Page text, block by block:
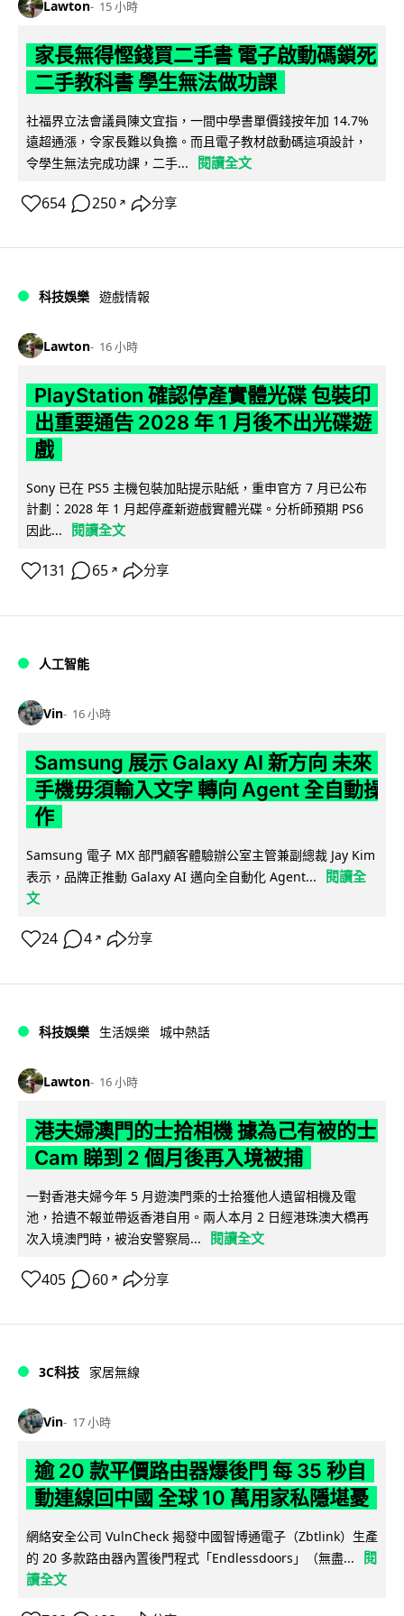
Lawton 15 小時
家長無得慳錢買二手書 電子啟動碼鎖死
二手教科書 學生無法做功課
社福界立法會議員陳文宜指，一間中學書單價錢按年加 14.7%
遠超通漲，令家長難以負擔。而且電子教材啟動碼這項設計，
令學生無法完成功課，二手...
閱讀全文
654 250 ↗ 分享
科技娛樂 遊戲情報
Lawton 16 小時
PlayStation 確認停產實體光碟 包裝印
出重要通告 2028 年 1 月後不出光碟遊
戲
Sony 已在 PS5 主機包裝加貼提示貼紙，重申官方 7 月已公布
計劃：2028 年 1 月起停產新遊戲實體光碟。分析師預期 PS6
因此...
閱讀全文
131 65 ↗ 分享
人工智能
Vin 16 小時
Samsung 展示 Galaxy AI 新方向 未來
手機毋須輸入文字 轉向 Agent 全自動操
作
Samsung 電子 MX 部門顧客體驗辦公室主管兼副總裁 Jay Kim
表示，品牌正推動 Galaxy AI 邁向全自動化 Agent...
閱讀全
文
24 4 ↗ 分享
科技娛樂 生活娛樂 城中熱話
Lawton 16 小時
港夫婦澳門的士拾相機 據為己有被的士
Cam 睇到 2 個月後再入境被捕
一對香港夫婦今年 5 月遊澳門乘的士拾獲他人遺留相機及電
池，拾遺不報並帶返香港自用。兩人本月 2 日經港珠澳大橋再
次入境澳門時，被治安警察局...
閱讀全文
405 60 ↗ 分享
3C科技 家居無線
Vin 17 小時
逾 20 款平價路由器爆後門 每 35 秒自
動連線回中國 全球 10 萬用家私隱堪憂
網絡安全公司 VulnCheck 揭發中國智博通電子（Zbtlink）生產
的 20 多款路由器內置後門程式「Endlessdoors」（無盡...
閱
讀全文